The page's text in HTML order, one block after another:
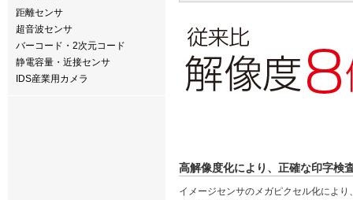
距離センサ
超音波センサ
バーコード・2次元コード
静電容量・近接センサ
IDS産業用カメラ
高解像度化により、正確な印字検
イメージセンサのメガピクセル化によ